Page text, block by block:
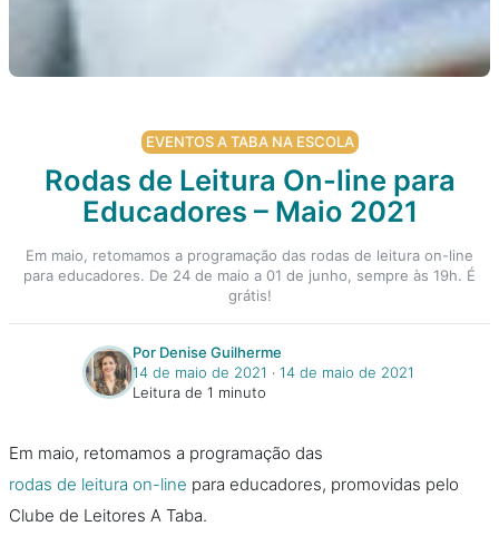
EVENTOS A TABA NA ESCOLA
Rodas de Leitura On-line para
Educadores – Maio 2021
Em maio, retomamos a programação das rodas de leitura on-line
para educadores. De 24 de maio a 01 de junho, sempre às 19h. É
grátis!
Por Denise Guilherme
14 de maio de 2021 ‧ 14 de maio de 2021
Leitura de 1 minuto
Em maio, retomamos a programação das
rodas de leitura on-line para educadores, promovidas pelo
Clube de Leitores A Taba.